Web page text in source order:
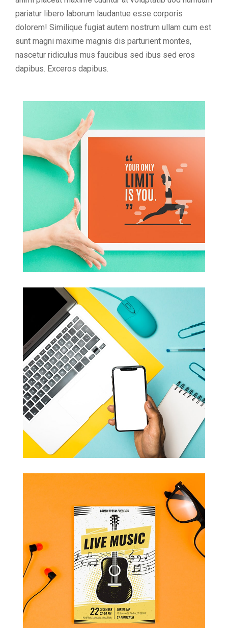
pariatur libero laborum laudantue esse corporis
dolorem! Similique fugiat autem nostrum ullam cum est
sunt magni maxime magnis dis parturient montes,
nascetur ridiculus mus faucibus sed ibus sed eros
dapibus. Exceros dapibus.